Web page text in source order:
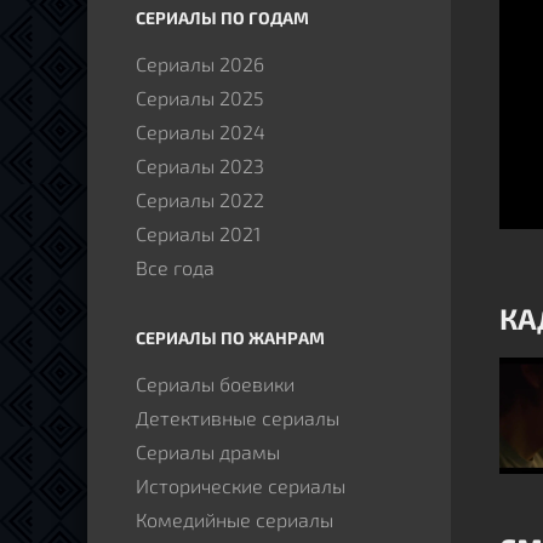
СЕРИАЛЫ ПО ГОДАМ
Сериалы 2026
Сериалы 2025
Сериалы 2024
Сериалы 2023
Сериалы 2022
Сериалы 2021
Все года
СЕРИАЛЫ ПО ЖАНРАМ
Сериалы боевики
Детективные сериалы
Сериалы драмы
Исторические сериалы
Комедийные сериалы